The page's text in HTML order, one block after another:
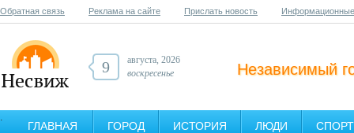
Обратная связь Реклама на сайте Прислать новость
Независимый
9
августа, 2026
воскресенье
ГЛАВНАЯ ГОРОД ИСТОРИЯ ЛЮДИ СПОРТ